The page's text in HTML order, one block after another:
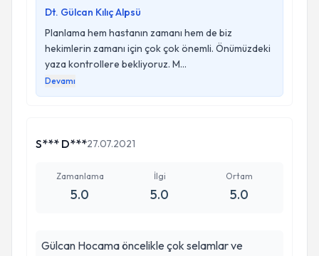
kaliteli dedikleri implantı niğdemizde yaptırmam
beni çok mutlu.
Dt. Gülcan Kılıç Alpsü
Planlama hem hastanın zamanı hem de biz
hekimlerin zamanı için çok çok önemli. Önümüzdeki
yaza kontrollere bekliyoruz. M...
Devamı
S*** D***27.07.2021
Zamanlama
5.0
İlgi
5.0
Ortam
5.0
Gülcan Hocama öncelikle çok selamlar ve